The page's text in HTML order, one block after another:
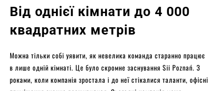
Від однієї кімнати до 4 000
квадратних метрів
Можна тільки собі уявити, як невелика команда старанно працює
в лише одній кімнаті. Це було скромне заснування Sii Poznań. З
роками, коли компанія зростала і до неї стікалися таланти, офісні